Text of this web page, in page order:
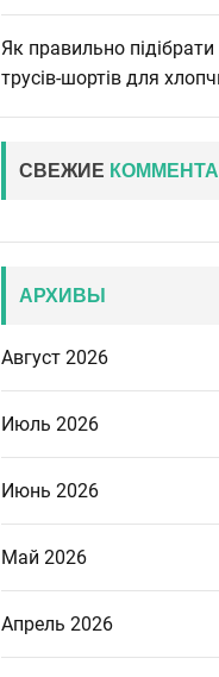
Як правильно
трусів-шортів для
СВЕЖИЕ
АРХИВЫ
Август 2026
Июль 2026
Июнь 2026
Май 2026
Апрель 2026